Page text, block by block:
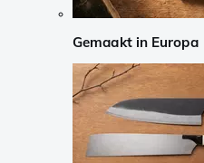
Gemaakt in Europa